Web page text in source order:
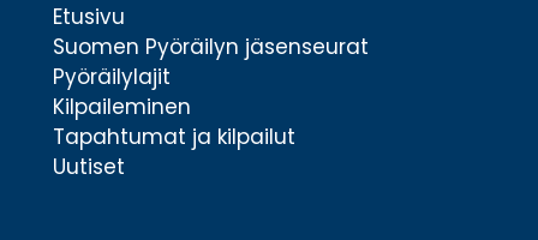
Etusivu
Suomen Pyöräilyn jäsenseurat
Pyöräilylajit
Kilpaileminen
Tapahtumat ja kilpailut
Uutiset